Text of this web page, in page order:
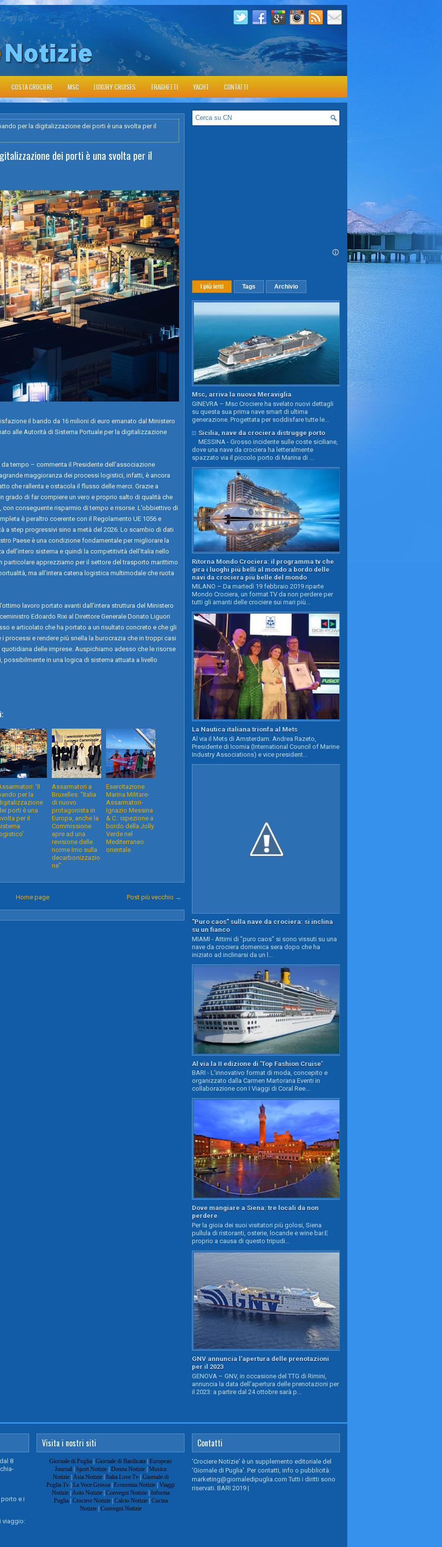
COSTA CROCIERE MSC LUXURY CRUISES TRAGHETTI YACHT CONTATTI
per la digitalizzazione dei porti è una svolta per il
dei porti è una svolta per il
il bando da 16 milioni di euro emanato dal Ministero
alle Autorità di Sistema Portuale per la digitalizzazione
tempo – commenta il Presidente dell’associazione
maggioranza dei processi logistici, infatti, è ancora
che rallenta e ostacola il flusso delle merci. Grazie a
grado di far compiere un vero e proprio salto di qualità che
conseguente risparmio di tempo e risorse. L’obbiettivo di
è peraltro coerente con il Regolamento UE 1056 e
a step progressivi sino a metà del 2026. Lo scambio di dati
Paese è una condizione fondamentale per migliorare la
dell’intero sistema e quindi la competitività dell’Italia nello
particolare apprezziamo per il settore del trasporto marittimo
ma all’intera catena logistica multimodale che ruota
lavoro portato avanti dall’intera struttura del Ministero
Edoardo Rixi al Direttore Generale Donato Liguori
e articolato che ha portato a un risultato concreto e che gli
processi e rendere più snella la burocrazia che in troppi casi
delle imprese. Auspichiamo adesso che le risorse
possibilmente in una logica di sistema attuata a livello
'Il
per la
porti è una
per il
Assarmatori a
Bruxelles: "Italia
di nuovo
protagonista in
Europa, anche la
Commissione
apre ad una
revisione delle
norme Imo sulla
decarbonizzazio
ne"
Esercitazione
Marina Militare-
Assarmatori-
Ignazio Messina
& C.: ispezione a
bordo della Jolly
Verde nel
Mediterraneo
orientale
Post più vecchio →
Home page
I più letti Tags Archivio
Msc, arriva la nuova Meraviglia
GINEVRA – Msc Crociere ha svelato nuovi dettagli
su questa sua prima nave smart di ultima
generazione. Progettata per soddisfare tutte le...
Sicilia, nave da crociera distrugge porto
MESSINA - Grosso incidente sulle coste siciliane,
dove una nave da crociera ha letteralmente
spazzato via il piccolo porto di Marina di ...
Ritorna Mondo Crociera: il programma tv che
gira i luoghi più belli al mondo a bordo delle
navi da crociera più belle del mondo
MILANO – Da martedì 19 febbraio 2019 riparte
Mondo Crociera, un format TV da non perdere per
tutti gli amanti delle crociere sui mari più...
La Nautica italiana trionfa al Mets
Al via il Mets di Amsterdam. Andrea Razeto,
Presidente di Icomia (International Council of Marine
Industry Associations) e vice president...
"Puro caos" sulla nave da crociera: si inclina
su un fianco
MIAMI - Attimi di "puro caos" si sono vissuti su una
nave da crociera domenica sera dopo che ha
iniziato ad inclinarsi da un l...
Al via la II edizione di 'Top Fashion Cruise'
BARI - L'innovativo format di moda, concepito e
organizzato dalla Carmen Martorana Eventi in
collaborazione con I Viaggi di Coral Ree...
Dove mangiare a Siena: tre locali da non
perdere
Per la gioia dei suoi visitatori più golosi, Siena
pullula di ristoranti, osterie, locande e wine bar.E
proprio a causa di questo tripudi...
GNV annuncia l'apertura delle prenotazioni
per il 2023
GENOVA – GNV, in occasione del TTG di Rimini,
annuncia la data dell’apertura delle prenotazioni per
il 2023: a partire dal 24 ottobre sarà p...
8
e i
viaggio:
Visita i nostri siti
Giornale di Puglia | Giornale di Basilicata | European
Journal | Sport Notizie | Donna Notizie | Musica
Notizie| Asia Notizie| Italia Love Tv| Giornale di
Puglia Tv | La Voce Grossa | Economia Notizie | Viaggi
Notizie| Auto Notizie| Convegni Notizie| Informa
Puglia| Crociere Notizie| Calcio Notizie| Cucina
Notizie| Convegni Notizie
Contatti
'Crociere Notizie' è un supplemento editoriale del
'Giornale di Puglia'. Per contatti, info o pubblicità:
marketing@giornaledipuglia.com Tutti i diritti sono
riservati. BARI 2019 |